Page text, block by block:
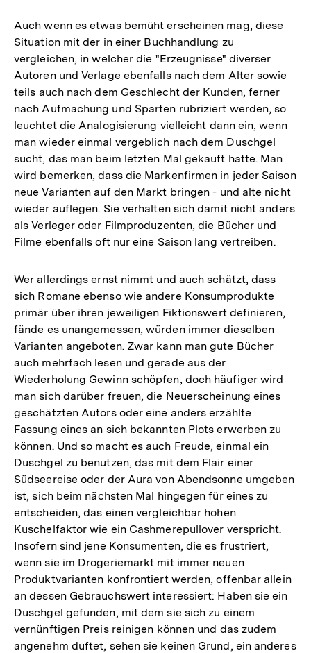
Auch wenn es etwas bemüht erscheinen mag, diese
Situation mit der in einer Buchhandlung zu
vergleichen, in welcher die "Erzeugnisse" diverser
Autoren und Verlage ebenfalls nach dem Alter sowie
teils auch nach dem Geschlecht der Kunden, ferner
nach Aufmachung und Sparten rubriziert werden, so
leuchtet die Analogisierung vielleicht dann ein, wenn
man wieder einmal vergeblich nach dem Duschgel
sucht, das man beim letzten Mal gekauft hatte. Man
wird bemerken, dass die Markenfirmen in jeder Saison
neue Varianten auf den Markt bringen - und alte nicht
wieder auflegen. Sie verhalten sich damit nicht anders
als Verleger oder Filmproduzenten, die Bücher und
Filme ebenfalls oft nur eine Saison lang vertreiben.
Wer allerdings ernst nimmt und auch schätzt, dass
sich Romane ebenso wie andere Konsumprodukte
primär über ihren jeweiligen Fiktionswert definieren,
fände es unangemessen, würden immer dieselben
Varianten angeboten. Zwar kann man gute Bücher
auch mehrfach lesen und gerade aus der
Wiederholung Gewinn schöpfen, doch häufiger wird
man sich darüber freuen, die Neuerscheinung eines
geschätzten Autors oder eine anders erzählte
Fassung eines an sich bekannten Plots erwerben zu
können. Und so macht es auch Freude, einmal ein
Duschgel zu benutzen, das mit dem Flair einer
Südseereise oder der Aura von Abendsonne umgeben
ist, sich beim nächsten Mal hingegen für eines zu
entscheiden, das einen vergleichbar hohen
Kuschelfaktor wie ein Cashmerepullover verspricht.
Insofern sind jene Konsumenten, die es frustriert,
wenn sie im Drogeriemarkt mit immer neuen
Produktvarianten konfrontiert werden, offenbar allein
an dessen Gebrauchswert interessiert: Haben sie ein
Duschgel gefunden, mit dem sie sich zu einem
vernünftigen Preis reinigen können und das zudem
angenehm duftet, sehen sie keinen Grund, ein anderes